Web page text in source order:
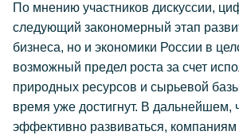
По мнению участников дискуссии,
следующий закономерный этап
бизнеса, но и экономики России в
возможный предел роста за счет
природных ресурсов и сырьевой
время уже достигнут. В дальнейшем,
эффективно развиваться,